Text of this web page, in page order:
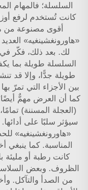
السلسلة؛ فالمهام
كانت تُستخدم لرفع
أقوى مصنوعة من
«هاورونغشينغيه»
لك. بعد ذلك، فكّر
السلسلة طويلة بما
طويلة جدًّا، وإلا قد
بين الأجزاء التي تمرّ
كما أن العرض مهمٌّ
(العجلة المسننة)
سيؤثر سلبًا على
«هاورونغشينغيه»
المناسبة. كما ينبغي
كانت رطبة أو مليئة
الظروف. وبعض
من الصدأ والتآكل.